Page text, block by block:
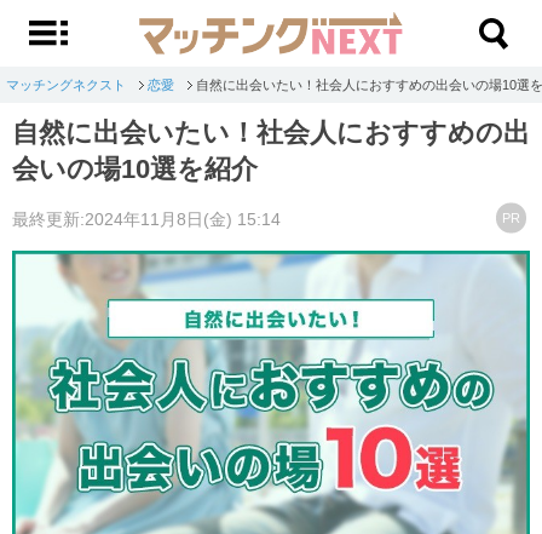
マッチングネクスト 恋愛 自然に出会いたい！社会人におすすめの出会いの場10選
自然に出会いたい！社会人におすすめの出
会いの場10選を紹介
最終更新:2024年11月8日(金) 15:14 PR